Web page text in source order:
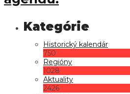
Historický kalendár
750
Regióny
1028
Aktuality
2426